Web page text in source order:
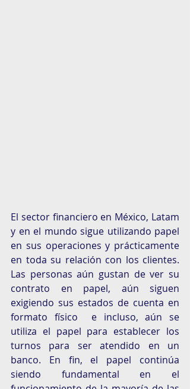
El sector financiero en México, Latam
y en el mundo sigue utilizando papel
en sus operaciones y prácticamente
en toda su relación con los clientes.
Las personas aún gustan de ver su
contrato en papel, aún siguen
exigiendo sus estados de cuenta en
formato físico  e incluso, aún se
utiliza el papel para establecer los
turnos para ser atendido en un
banco. En fin, el papel continúa
siendo fundamental en el